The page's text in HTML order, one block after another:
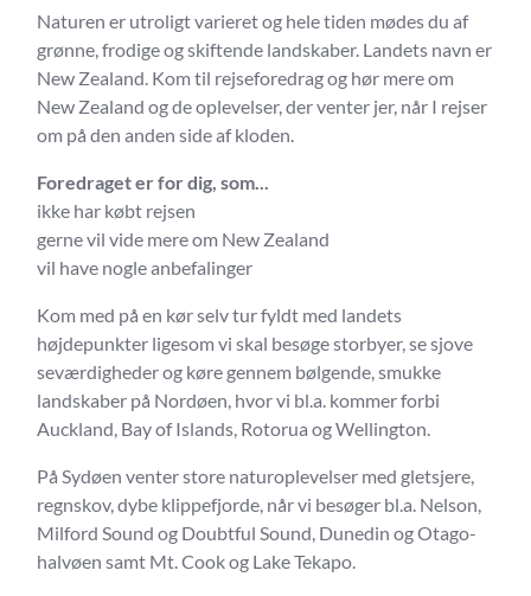
Naturen er utroligt varieret og hele tiden mødes du af
grønne, frodige og skiftende landskaber. Landets navn er
New Zealand. Kom til rejseforedrag og hør mere om
New Zealand og de oplevelser, der venter jer, når I rejser
om på den anden side af kloden.
Foredraget er for dig, som...
ikke har købt rejsen
gerne vil vide mere om New Zealand
vil have nogle anbefalinger
Kom med på en kør selv tur fyldt med landets
højdepunkter ligesom vi skal besøge storbyer, se sjove
seværdigheder og køre gennem bølgende, smukke
landskaber på Nordøen, hvor vi bl.a. kommer forbi
Auckland, Bay of Islands, Rotorua og Wellington.
På Sydøen venter store naturoplevelser med gletsjere,
regnskov, dybe klippefjorde, når vi besøger bl.a. Nelson,
Milford Sound og Doubtful Sound, Dunedin og Otago-
halvøen samt Mt. Cook og Lake Tekapo.